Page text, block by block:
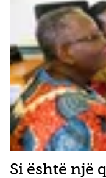
Si është një